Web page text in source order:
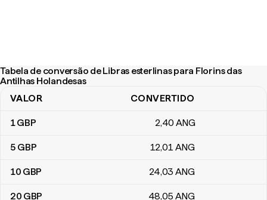
Tabela de conversão de Libras esterlinas para Florins das
Antilhas Holandesas
Tabela de conversão de Libras esterlinas para Florins das
VALOR CONVERTIDO
1GBP 2,40 ANG
5 GBP 12,01 ANG
10 GBP 24,03 ANG
20 GBP 48,05 ANG